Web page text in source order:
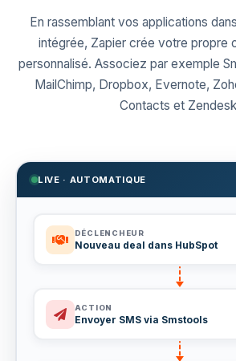
En rassemblant vos applications
intégrée, Zapier crée votre propre
personnalisé. Associez par exemple
MailChimp, Dropbox, Evernote,
Contacts et
LIVE · AUTOMATIQUE
DÉCLENCHEUR
Nouveau deal dans HubSpot
ACTION
Envoyer SMS via Smstools